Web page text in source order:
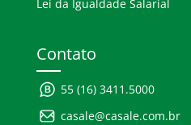
Lei da Igualdade Salarial
Contato
55 (16) 3411.5000
casale@casale.com.br